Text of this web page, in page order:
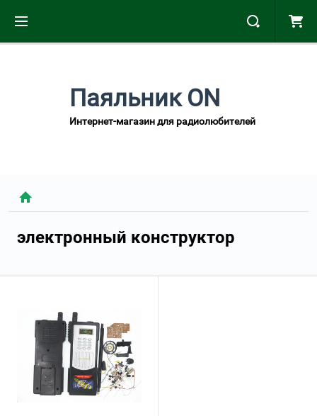
Паяльник ON
Интернет-магазин для радиолюбителей
электронный конструктор